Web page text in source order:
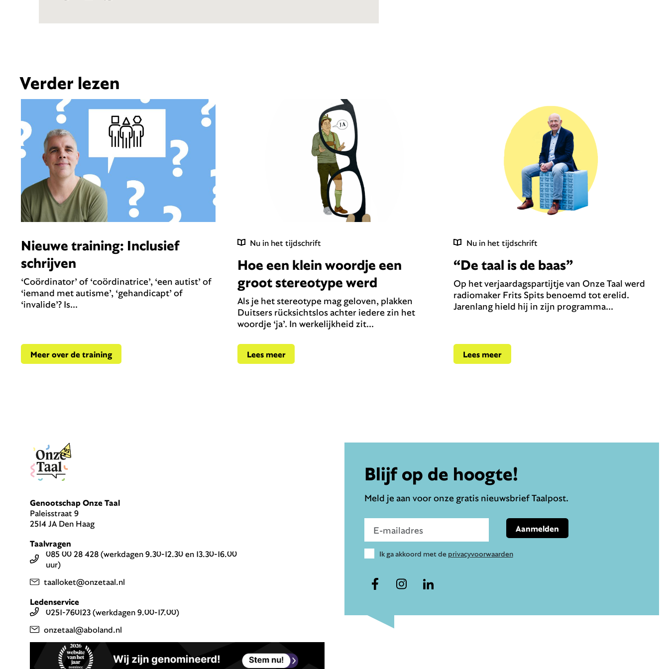
Verder lezen
Nieuwe training: Inclusief
schrijven
‘Coördinator’ of ‘coördinatrice’, ‘een autist’ of
‘iemand met autisme’, ‘gehandicapt’ of
‘invalide’? Is...
Meer over de training
Nu in het tijdschrift
Hoe een klein woordje een
groot stereotype werd
Als je het stereotype mag geloven, plakken
Duitsers rücksichtslos achter iedere zin het
woordje ‘ja’. In werkelijkheid zit...
Lees meer
Nu in het tijdschrift
“De taal is de baas”
Op het verjaardagspartijtje van Onze Taal werd
radiomaker Frits Spits benoemd tot erelid.
Jarenlang hield hij in zijn programma...
Lees meer
Genootschap Onze Taal
Paleisstraat 9
2514 JA Den Haag
Taalvragen
085 00 28 428 (werkdagen 9.30-12.30 en 13.30-16.00
uur)
taalloket@onzetaal.nl
Ledenservice
0251-760123 (werkdagen 9.00-17.00)
onzetaal@aboland.nl
Blijf op de hoogte!
Meld je aan voor onze gratis nieuwsbrief Taalpost.
Ik ga akkoord met de privacyvoorwaarden
Aanmelden